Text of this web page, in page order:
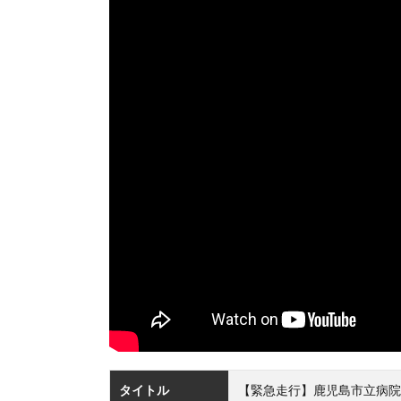
タイトル 【緊急走行】鹿児島市立病